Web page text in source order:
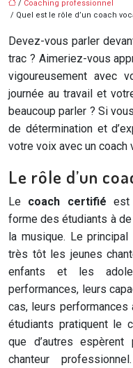
/ Coaching professionnel
/ Quel est le rôle d’un coach
Devez-vous parler
trac ? Aimeriez-vous
vigoureusement avec
journée au travail et
beaucoup parler ? Si
de détermination et
votre voix avec un coach
Le rôle d’un
Le coach certifié est
forme des étudiants à
la musique. Le principal
très tôt les jeunes
enfants et les
performances, leurs
cas, leurs
étudiants pratiquent le
que d’autres
chanteur